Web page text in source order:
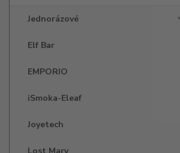
Jednorázové
Elf Bar
EMPORIO
iSmoka-Eleaf
Joyetech